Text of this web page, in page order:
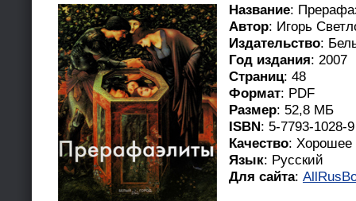
Название:
Автор: Игорь
Издательство:
Год издания: 2007
Страниц: 48
Формат: PDF
Размер: 52,8 МБ
ISBN: 5-7793-1028-9
Качество: Хорошее
Язык: Русский
Для сайта: